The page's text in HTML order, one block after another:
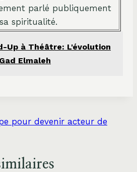
parlé publiquement
spiritualité.
Up à Théâtre: L'évolution
Elmaleh
pour devenir acteur de